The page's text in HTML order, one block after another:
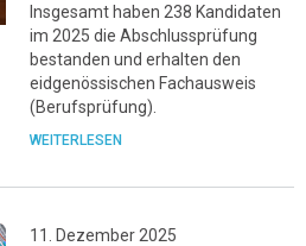
Insgesamt haben 238 Kandidaten
im 2025 die Abschlussprüfung
bestanden und erhalten den
eidgenössischen Fachausweis
(Berufsprüfung).
WEITERLESEN
11. Dezember 2025